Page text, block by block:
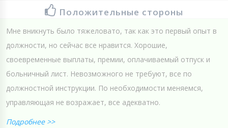
Положительные стороны
Мне вникнуть было тяжеловато, так как это первый опыт в
должности, но сейчас все нравится. Хорошие,
своевременные выплаты, премии, оплачиваемый отпуск и
больничный лист. Невозможного не требуют, все по
должностной инструкции. По необходимости меняемся,
управляющая не возражает, все адекватно.
Подробнее >>